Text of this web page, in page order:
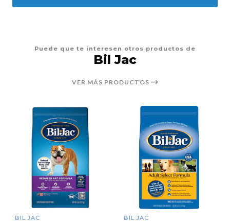
Puede que te interesen otros productos de
Bil Jac
VER MÁS PRODUCTOS
BIL JAC BIL JAC